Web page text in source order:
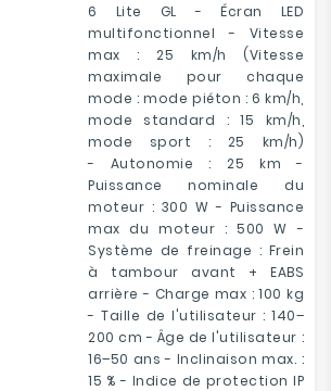
6 Lite GL - Écran LED
multifonctionnel - Vitesse
max : 25 km/h (Vitesse
maximale pour chaque
mode : mode piéton : 6 km/h,
mode standard : 15 km/h,
mode sport : 25 km/h)
- Autonomie : 25 km -
Puissance nominale du
moteur : 300 W - Puissance
max du moteur : 500 W -
Système de freinage : Frein
à tambour avant + EABS
arrière - Charge max : 100 kg
- Taille de l'utilisateur : 140–
200 cm - Âge de l'utilisateur :
16–50 ans - Inclinaison max. :
15 % - Indice de protection IP